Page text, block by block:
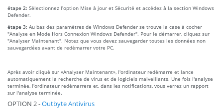
étape 2: Sélectionnez l’option Mise à jour et Sécurité et accédez à la section Windows
Defender.
étape 3: Au bas des paramètres de Windows Defender se trouve la case à cocher
"Analyse en Mode Hors Connexion Windows Defender". Pour le démarrer, cliquez sur
"Analyser Maintenant". Notez que vous devez sauvegarder toutes les données non
sauvegardées avant de redémarrer votre PC.
Après avoir cliqué sur «Analyser Maintenant», l'ordinateur redémarre et lance
automatiquement la recherche de virus et de logiciels malveillants. Une fois l'analyse
terminée, l'ordinateur redémarrera et, dans les notifications, vous verrez un rapport
sur l'analyse terminée.
OPTION 2 -Outbyte Antivirus